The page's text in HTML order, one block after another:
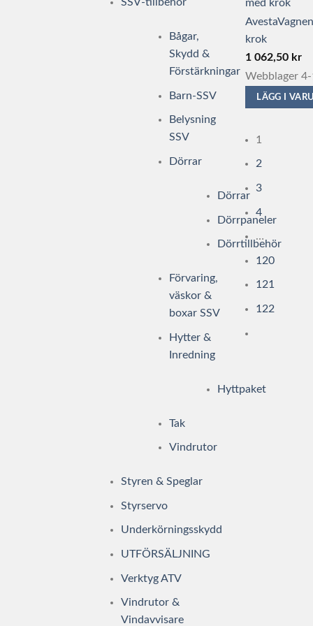
Bågar,
Skydd &
Förstärkningar
Barn-SSV
Belysning
SSV
Dörrar
Dörrar
Dörrpaneler
Dörrtillbehör
Förvaring,
väskor &
boxar SSV
Hytter &
Inredning
Hyttpaket
Tak
Vindrutor
Styren & Speglar
Styrservo
Underkörningsskydd
UTFÖRSÄLJNING
Verktyg ATV
Vindrutor &
Vindavvisare
krok
1 062,50 kr
Webblager
LÄGG I
1
2
3
4
…
120
121
122